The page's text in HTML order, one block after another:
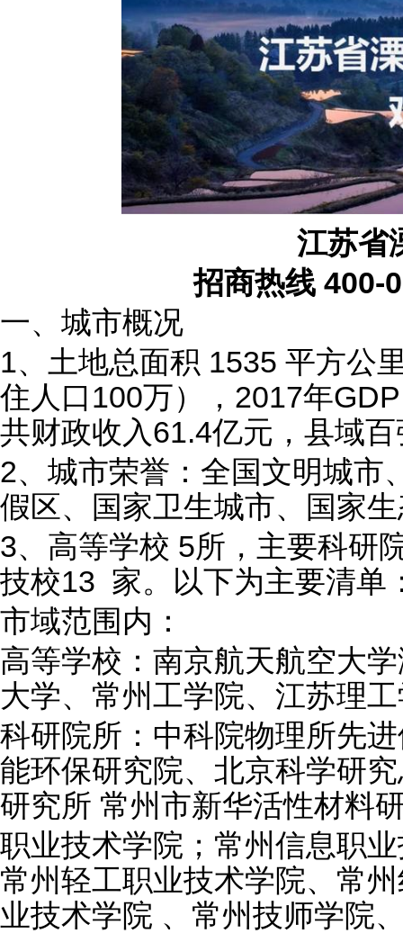
江苏省
招商热线 400-
一、城市概况
1、土地总面积 1535 平方公
住人口100万），2017年
共财政收入61.4亿元，县域
2、城市荣誉：全国文明城市
假区、国家卫生城市、国家
3、高等学校 5所，主要科研
技校13 家。以下为主要清单
市域范围内：
高等学校：南京航天航空大
大学、常州工学院、江苏理
科研院所：中科院物理所先
能环保研究院、北京科学研
研究所 常州市新华活性材料
职业技术学院；常州信息职
常州轻工职业技术学院、常
业技术学院 、常州技师学院